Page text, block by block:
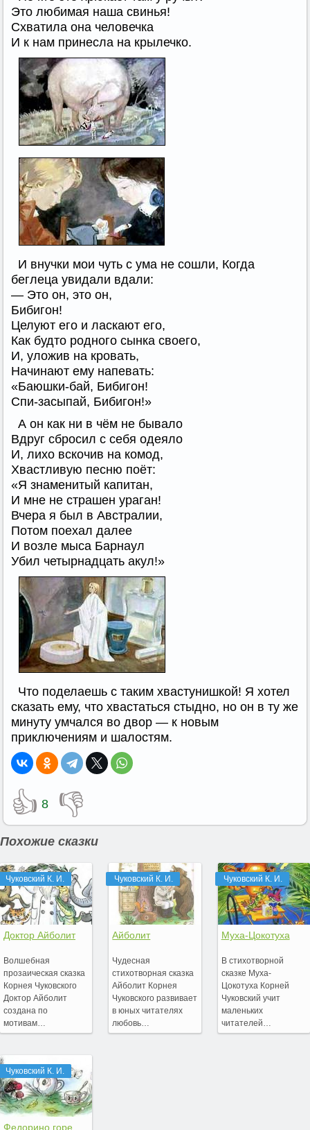
Это любимая наша свинья!
Схватила она человечка
И к нам принесла на крылечко.
И внучки мои чуть с ума не сошли, Когда
беглеца увидали вдали:
— Это он, это он,
Бибигон!
Целуют его и ласкают его,
Как будто родного сынка своего,
И, уложив на кровать,
Начинают ему напевать:
«Баюшки-бай, Бибигон!
Спи-засыпай, Бибигон!»
А он как ни в чём не бывало
Вдруг сбросил с себя одеяло
И, лихо вскочив на комод,
Хвастливую песню поёт:
«Я знаменитый капитан,
И мне не страшен ураган!
Вчера я был в Австралии,
Потом поехал далее
И возле мыса Барнаул
Убил четырнадцать акул!»
Что поделаешь с таким хвастунишкой! Я хотел
сказать ему, что хвастаться стыдно, но он в ту же
минуту умчался во двор — к новым
приключениям и шалостям.
👍 8 👎
Похожие сказки
Чуковский К. И.
Доктор Айболит
Волшебная
прозаическая сказка
Корнея Чуковского
Доктор Айболит
создана по
мотивам…
Чуковский К. И.
Федорино горе
Чуковский К. И.
Айболит
Чудесная
стихотворная сказка
Айболит Корнея
Чуковского развивает
в юных читателях
любовь…
Чуковский К. И.
Муха-Цокотуха
В стихотворной
сказке Муха-
Цокотуха Корней
Чуковский учит
маленьких
читателей…